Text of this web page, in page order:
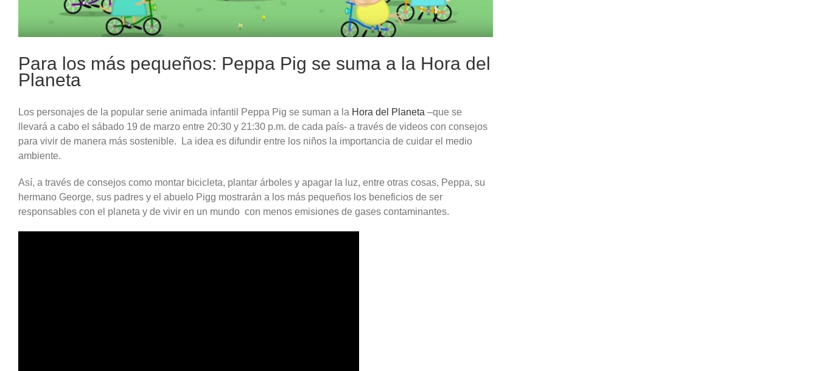
Para los más pequeños: Peppa Pig se suma a la Hora del
Planeta
Los personajes de la popular serie animada infantil Peppa Pig se suman a la Hora del Planeta –que se
llevará a cabo el sábado 19 de marzo entre 20:30 y 21:30 p.m. de cada país- a través de videos con consejos
para vivir de manera más sostenible. La idea es difundir entre los niños la importancia de cuidar el medio
ambiente.
Así, a través de consejos como montar bicicleta, plantar árboles y apagar la luz, entre otras cosas, Peppa, su
hermano George, sus padres y el abuelo Pigg mostrarán a los más pequeños los beneficios de ser
responsables con el planeta y de vivir en un mundo con menos emisiones de gases contaminantes.